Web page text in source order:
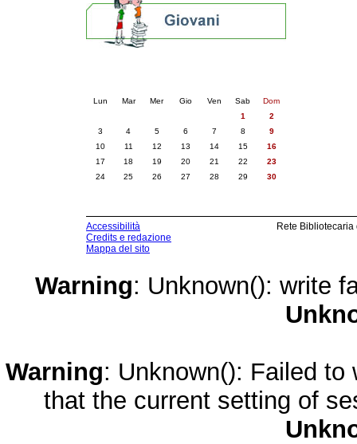
Lun Mar Mer Gio Ven Sab
Dom
1
2
3
4 5 6 7 8
9
10
11 12 13 14 15
16
17
18 19 20 21 22
23
24
25 26 27 28 29 30
Accessibilità
Credits e redazione
Mappa del sito
Rete
Warning: Unknown(): write
Warning: Unknown(): Failed
that the current setting of